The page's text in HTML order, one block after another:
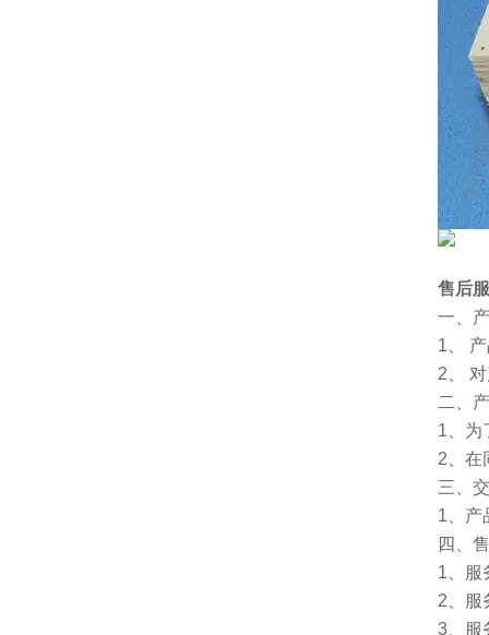
售后
一、
1、
2、
二、
1、为
2、在
三、
1、产
四、
1、服
2、服
3、服